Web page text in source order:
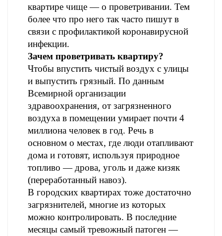
квартире чище ― о проветривании. Тем
более что про него так часто пишут в
связи с профилактикой коронавирусной
инфекции.
Зачем проветривать квартиру?
Чтобы впустить чистый воздух с улицы
и выпустить грязный. По данным
Всемирной организации
здравоохранения, от загрязненного
воздуха в помещении умирает почти 4
миллиона человек в год. Речь в
основном о местах, где люди отапливают
дома и готовят, используя природное
топливо ― дрова, уголь и даже кизяк
(переработанный навоз).
В городских квартирах тоже достаточно
загрязнителей, многие из которых
можно контролировать. В последние
месяцы самый тревожный патоген —